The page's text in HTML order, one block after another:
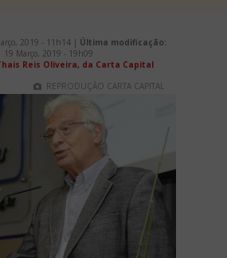
2019 - 11h14 | Última modificação:
19 Março, 2019 - 19h09
Reis Oliveira, da Carta Capital
REPRODUÇÃO CARTA CAPITAL